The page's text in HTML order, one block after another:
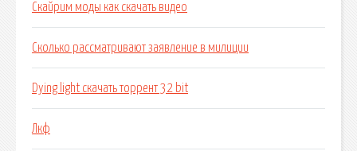
Скайрим моды как скачать видео
Сколько рассматривают заявление в милиции
Dying light скачать торрент 32 bit
Лкф